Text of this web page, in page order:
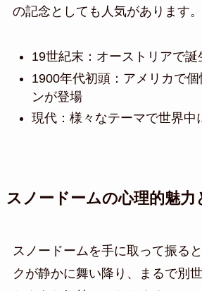
の記念としても人気があります。
19世紀末：オーストリアで誕
1900年代初頭：アメリカで
ンが登場
現代：様々なテーマで世界中
スノードームの心理的魅力
スノードームを手に取って振る
クが静かに舞い降り、まるで別